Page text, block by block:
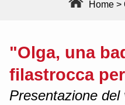
Home >
"Olga, una
filastrocca
Presentazione